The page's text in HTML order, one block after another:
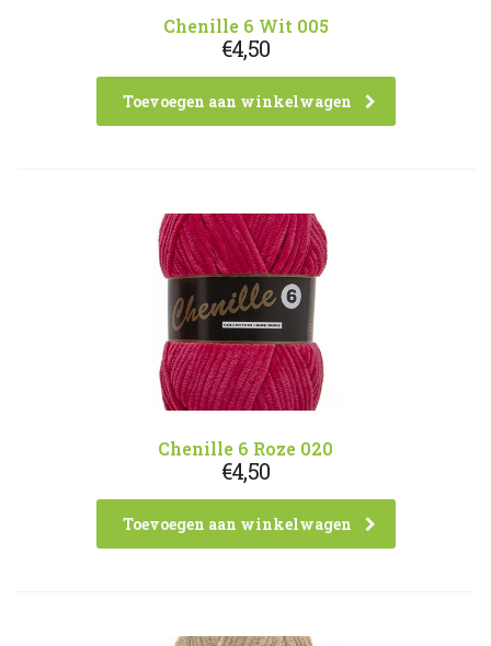
Chenille 6 Wit 005
€4,50
Toevoegen aan winkelwagen
Chenille 6 Roze 020
€4,50
Toevoegen aan winkelwagen